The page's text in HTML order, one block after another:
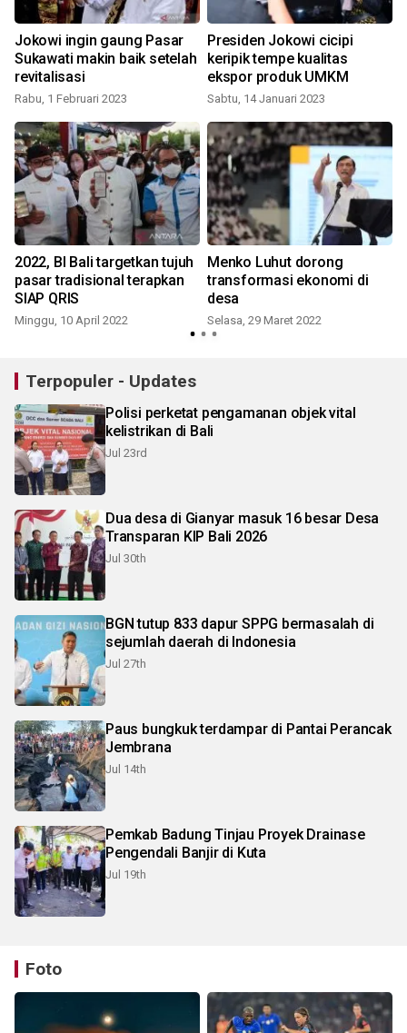
Jokowi ingin gaung Pasar
Sukawati makin baik setelah
revitalisasi
Rabu, 1 Februari 2023
Presiden Jokowi cicipi
keripik tempe kualitas
ekspor produk UMKM
Sabtu, 14 Januari 2023
2022, BI Bali targetkan tujuh
pasar tradisional terapkan
SIAP QRIS
Minggu, 10 April 2022
Menko Luhut dorong
transformasi ekonomi di
desa
Selasa, 29 Maret 2022
Terpopuler - Updates
Polisi perketat pengamanan objek vital
kelistrikan di Bali
Jul 23rd
Dua desa di Gianyar masuk 16 besar Desa
Transparan KIP Bali 2026
Jul 30th
BGN tutup 833 dapur SPPG bermasalah di
sejumlah daerah di Indonesia
Jul 27th
Paus bungkuk terdampar di Pantai Perancak
Jembrana
Jul 14th
Pemkab Badung Tinjau Proyek Drainase
Pengendali Banjir di Kuta
Jul 19th
Foto